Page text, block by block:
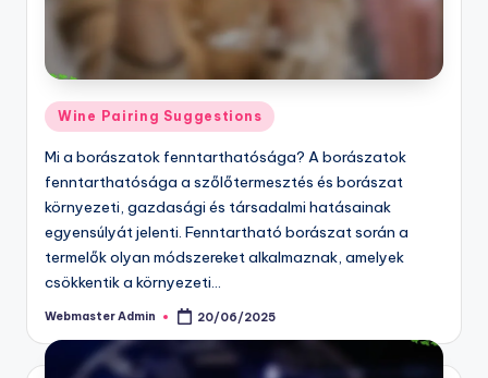
Posted
in
Wine Pairing Suggestions
Mi a borászatok fenntarthatósága? A borászatok
fenntarthatósága a szőlőtermesztés és borászat
környezeti, gazdasági és társadalmi hatásainak
egyensúlyát jelenti. Fenntartható borászat során a
termelők olyan módszereket alkalmaznak, amelyek
csökkentik a környezeti…
Posted
Webmaster Admin 20/06/2025